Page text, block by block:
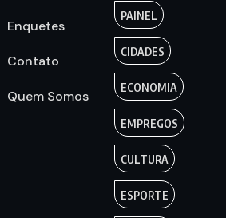
Enquetes
Contato
Quem Somos
PAINEL
CIDADES
ECONOMIA
EMPREGOS
CULTURA
ESPORTE